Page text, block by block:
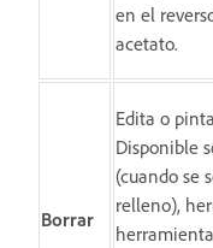
en el
acetato.
Borrar
Edita o
Disponible
(cuando se
relleno),
herramienta